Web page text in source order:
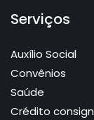
Serviços
Auxílio Social
Convênios
Saúde
Crédito